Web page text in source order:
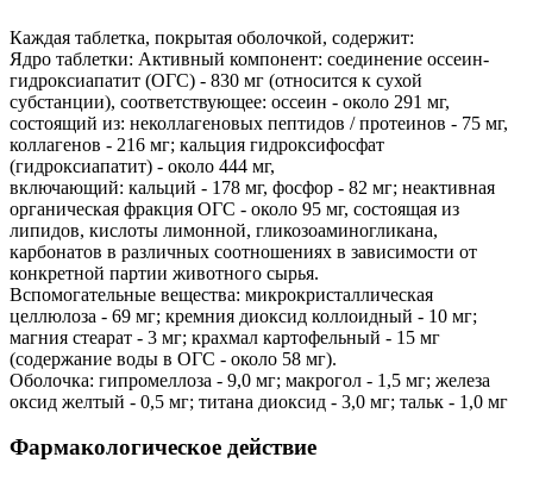
Каждая таблетка, покрытая оболочкой, содержит:
Ядро таблетки: Активный компонент: соединение оссеин-
гидроксиапатит (ОГС) - 830 мг (относится к сухой
субстанции), соответствующее: оссеин - около 291 мг,
состоящий из: неколлагеновых пептидов / протеинов - 75 мг,
коллагенов - 216 мг; кальция гидроксифосфат
(гидроксиапатит) - около 444 мг,
включающий: кальций - 178 мг, фосфор - 82 мг; неактивная
органическая фракция ОГС - около 95 мг, состоящая из
липидов, кислоты лимонной, гликозоаминогликана,
карбонатов в различных соотношениях в зависимости от
конкретной партии животного сырья.
Вспомогательные вещества: микрокристаллическая
целлюлоза - 69 мг; кремния диоксид коллоидный - 10 мг;
магния стеарат - 3 мг; крахмал картофельный - 15 мг
(содержание воды в ОГС - около 58 мг).
Оболочка: гипромеллоза - 9,0 мг; макрогол - 1,5 мг; железа
оксид желтый - 0,5 мг; титана диоксид - 3,0 мг; тальк - 1,0 мг
Фармакологическое действие